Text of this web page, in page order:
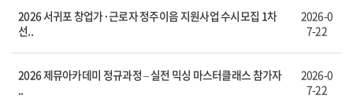
2026 서귀포 창업가·근로자 정주이음 지원사업 수시모집 1차
선..
2026-0
7-22
2026 제뮤아카데미 정규과정 – 실전 믹싱 마스터클래스 참가자
..
2026-0
7-22